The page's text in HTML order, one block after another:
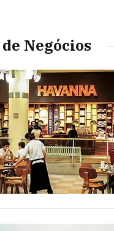
Negócios